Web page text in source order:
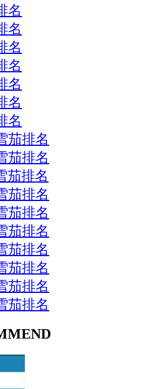
名
名
名
名
名
名
名
茄排名
茄排名
茄排名
茄排名
茄排名
茄排名
茄排名
茄排名
茄排名
茄排名